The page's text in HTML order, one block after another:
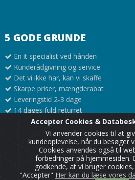
5 GODE GRUNDE
En it specialist ved hånden
Kunderådgivning og service
Det vi ikke har, kan vi skaffe
Skarpe priser, mængderabat
Leveringstid 2-3 dage
14 dages fuld returret
Accepter Cookies &
Vi anvender cookies til at
kundeoplevelse, når du besøger
Cookies anvendes også til
forbedringer på hjemmesiden.
godkende, at vi bruger
"Accepter" Her kan du læse vores